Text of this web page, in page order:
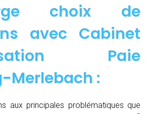
choix de
avec Cabinet
Paie
Merlebach :
aux principales problématiques que